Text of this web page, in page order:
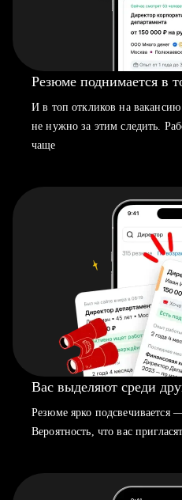
Резюме поднимается в
И в топ откликов на
не нужно за этим следить.
чаще
Вас выделяют среди
Резюме ярко подсвечивается
Вероятность, что вас